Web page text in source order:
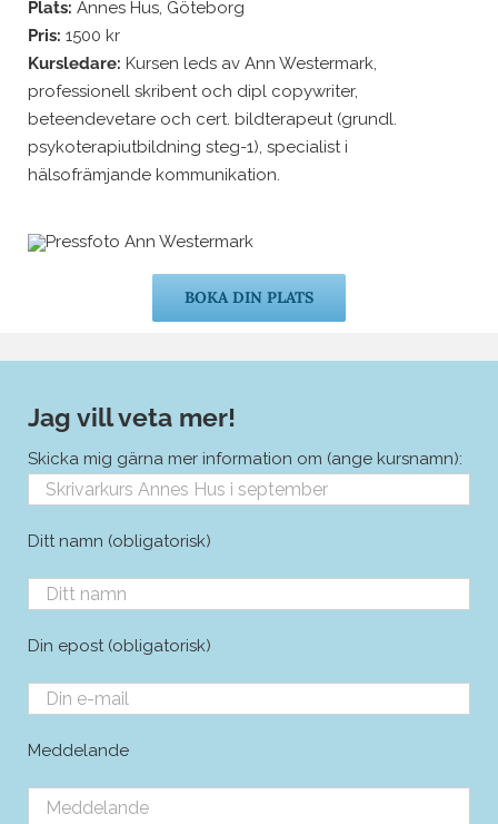
Plats: Annes Hus, Göteborg
Pris: 1500 kr
Kursledare: Kursen leds av Ann Westermark,
professionell skribent och dipl copywriter,
beteendevetare och cert. bildterapeut (grundl.
psykoterapiutbildning steg-1), specialist i
hälsofrämjande kommunikation.
BOKA DIN PLATS
Jag vill veta mer!
Skicka mig gärna mer information om (ange kursnamn):
Ditt namn (obligatorisk)
Din epost (obligatorisk)
Meddelande